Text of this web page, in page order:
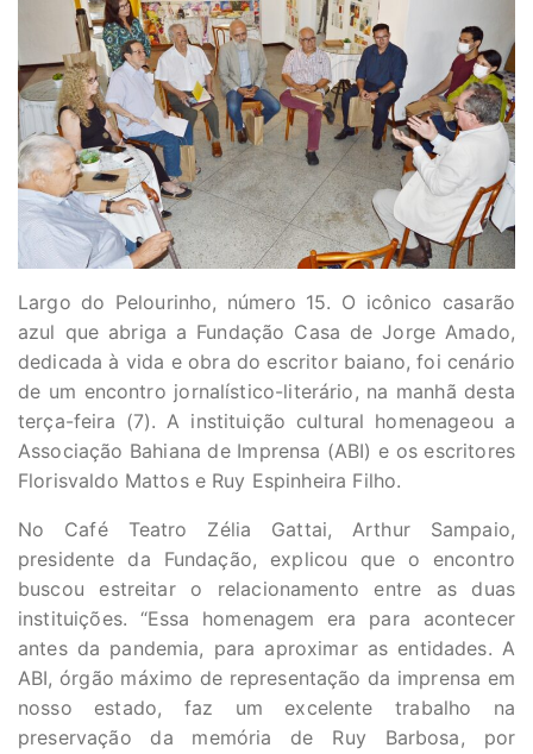
Largo do Pelourinho, número 15. O icônico casarão
azul que abriga a Fundação Casa de Jorge Amado,
dedicada à vida e obra do escritor baiano, foi cenário
de um encontro jornalístico-literário, na manhã desta
terça-feira (7). A instituição cultural homenageou a
Associação Bahiana de Imprensa (ABI) e os escritores
Florisvaldo Mattos e Ruy Espinheira Filho.
No Café Teatro Zélia Gattai, Arthur Sampaio,
presidente da Fundação, explicou que o encontro
buscou estreitar o relacionamento entre as duas
instituições. “Essa homenagem era para acontecer
antes da pandemia, para aproximar as entidades. A
ABI, órgão máximo de representação da imprensa em
nosso estado, faz um excelente trabalho na
preservação da memória de Ruy Barbosa, por